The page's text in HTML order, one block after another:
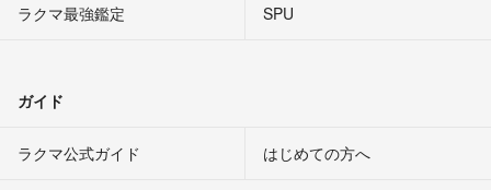
ラクマ最強鑑定
SPU
ガイド
ラクマ公式ガイド はじめての方へ